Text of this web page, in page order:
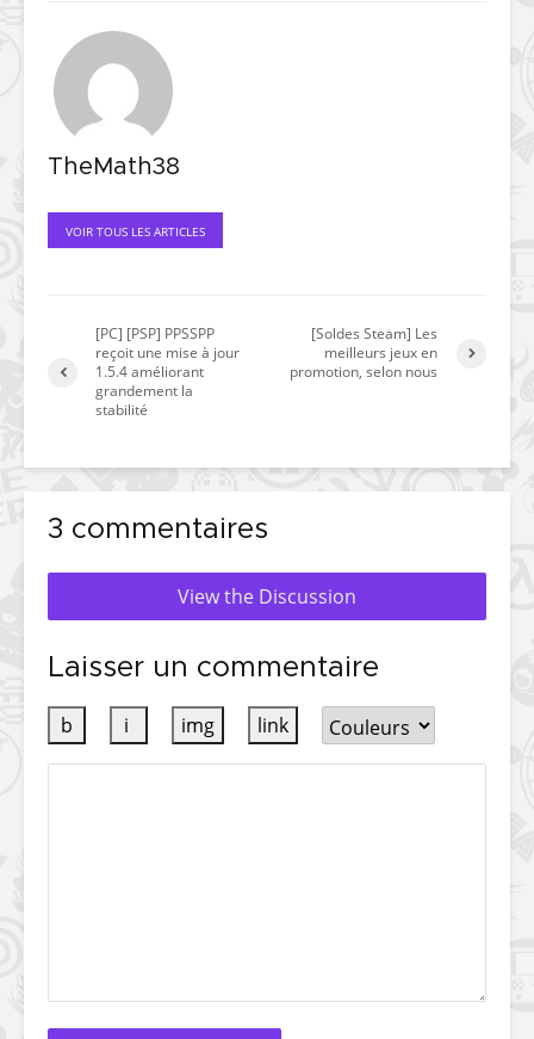
TheMath38
VOIR TOUS LES ARTICLES
[PC] [PSP] PPSSPP
reçoit une mise à jour
1.5.4 améliorant
grandement la
stabilité
[Soldes Steam] Les
meilleurs jeux en
promotion, selon nous
3 commentaires
View the Discussion
Laisser un commentaire